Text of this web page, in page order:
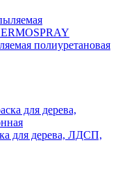
полиуретановая
для дерева, ЛДСП,